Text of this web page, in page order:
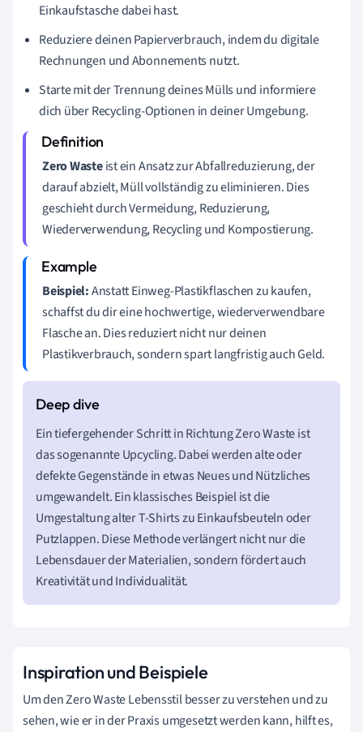
Einkaufstasche dabei hast.
Reduziere deinen Papierverbrauch, indem du digitale
Rechnungen und Abonnements nutzt.
Starte mit der Trennung deines Mülls und informiere
dich über Recycling-Optionen in deiner Umgebung.
Zero Wasteist ein Ansatz zur Abfallreduzierung, der
darauf abzielt, Müll vollständig zu eliminieren. Dies
geschieht durch Vermeidung, Reduzierung,
Wiederverwendung, Recycling und Kompostierung.
Beispiel:Anstatt Einweg-Plastikflaschen zu kaufen,
schaffst du dir eine hochwertige, wiederverwendbare
Flasche an. Dies reduziert nicht nur deinen
Plastikverbrauch, sondern spart langfristig auch Geld.
Ein tiefergehender Schritt in Richtung Zero Waste ist
das sogenannte Upcycling. Dabei werden alte oder
defekte Gegenstände in etwas Neues und Nützliches
umgewandelt. Ein klassisches Beispiel ist die
Umgestaltung alter T-Shirts zu Einkaufsbeuteln oder
Putzlappen. Diese Methode verlängert nicht nur die
Lebensdauer der Materialien, sondern fördert auch
Kreativität und Individualität.
Inspiration und Beispiele
Um den Zero Waste Lebensstil besser zu verstehen und zu
sehen, wie er in der Praxis umgesetzt werden kann, hilft es,